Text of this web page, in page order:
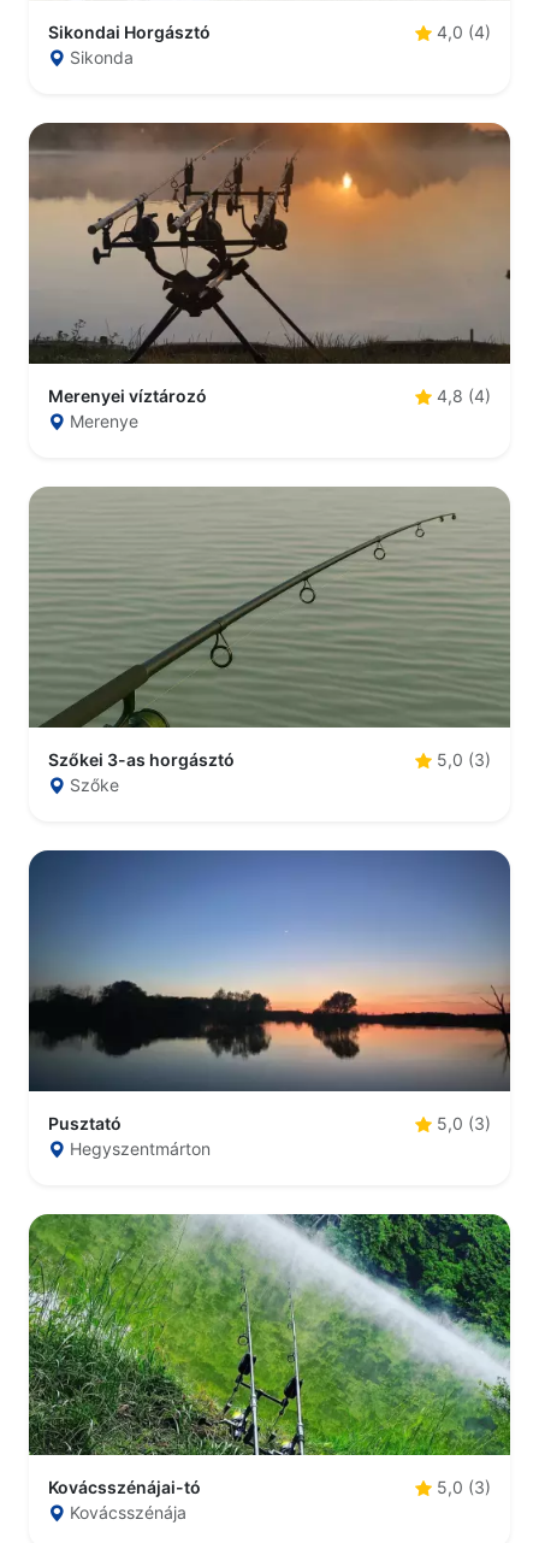
Sikondai Horgásztó
4,0 (4)
Sikonda
Merenyei víztározó
4,8 (4)
Merenye
Szőkei 3-as horgásztó
5,0 (3)
Szőke
Pusztató
5,0 (3)
Hegyszentmárton
Kovácsszénájai-tó
5,0 (3)
Kovácsszénája